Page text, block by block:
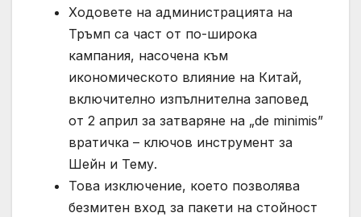
Ходовете на администрацията на
Тръмп са част от по-широка
кампания, насочена към
икономическото влияние на Китай,
включително изпълнителна заповед
от 2 април за затваряне на „de minimis”
вратичка – ключов инструмент за
Шейн и Тему.
Това изключение, което позволява
безмитен вход за пакети на стойност